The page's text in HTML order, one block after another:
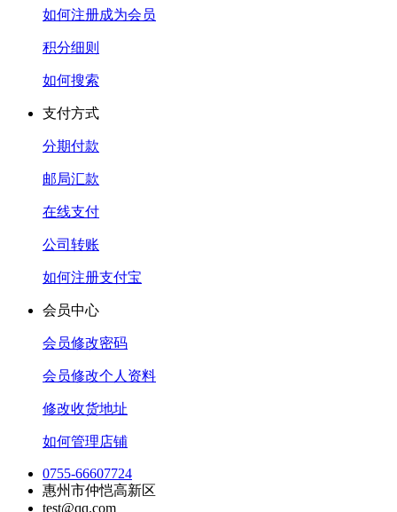
如何注册成为会员
积分细则
如何搜索
支付方式
分期付款
邮局汇款
在线支付
公司转账
如何注册支付宝
会员中心
会员修改密码
会员修改个人资料
修改收货地址
如何管理店铺
0755-66607724
惠州市仲恺高新区
test@qq.com